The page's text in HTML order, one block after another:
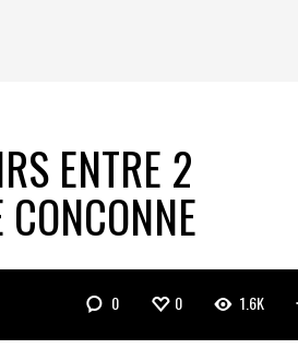
ENTRE 2
0 0 1.6K